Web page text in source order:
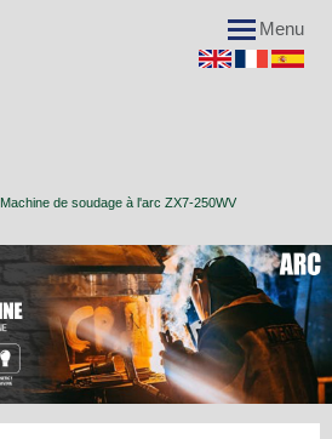
Menu
Machine de soudage à l'arc ZX7-250WV
ARC